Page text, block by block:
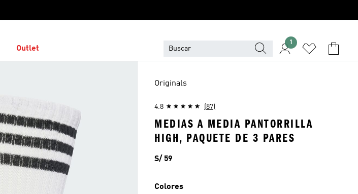
Outlet
1
Originals
4.8 (87)
MEDIAS A MEDIA PANTORRILLA
HIGH, PAQUETE DE 3 PARES
Precio
S/ 59
Colores